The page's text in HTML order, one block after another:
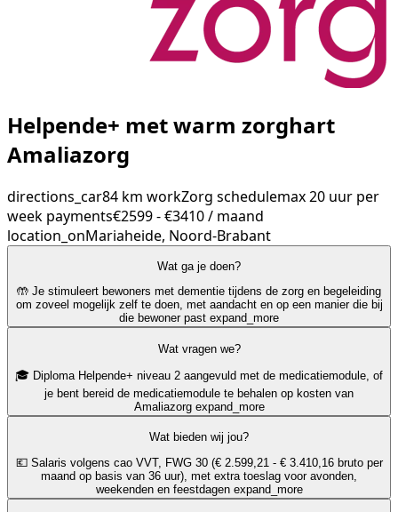
Helpende+ met warm zorghart
Amaliazorg
directions_car84 km workZorg schedulemax 20 uur per
week payments€2599 - €3410 / maand
location_onMariaheide, Noord-Brabant
Wat ga je doen?
🤲 Je stimuleert bewoners met dementie tijdens de zorg en begeleiding
om zoveel mogelijk zelf te doen, met aandacht en op een manier die bij
die bewoner past expand_more
Wat vragen we?
🎓 Diploma Helpende+ niveau 2 aangevuld met de medicatiemodule, of
je bent bereid de medicatiemodule te behalen op kosten van
Amaliazorg expand_more
Wat bieden wij jou?
💶 Salaris volgens cao VVT, FWG 30 (€ 2.599,21 - € 3.410,16 bruto per
maand op basis van 36 uur), met extra toeslag voor avonden,
weekenden en feestdagen expand_more